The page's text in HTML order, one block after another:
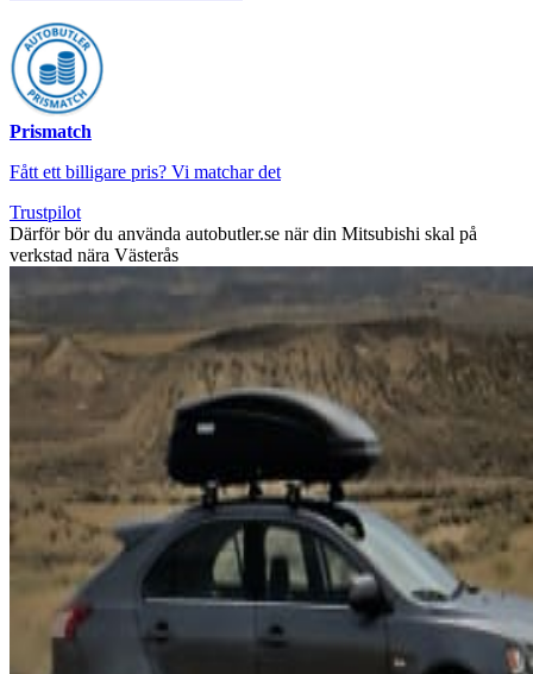
Prismatch
Fått ett billigare pris? Vi matchar det
Trustpilot
Därför bör du använda autobutler.se när din Mitsubishi skal på
verkstad nära Västerås